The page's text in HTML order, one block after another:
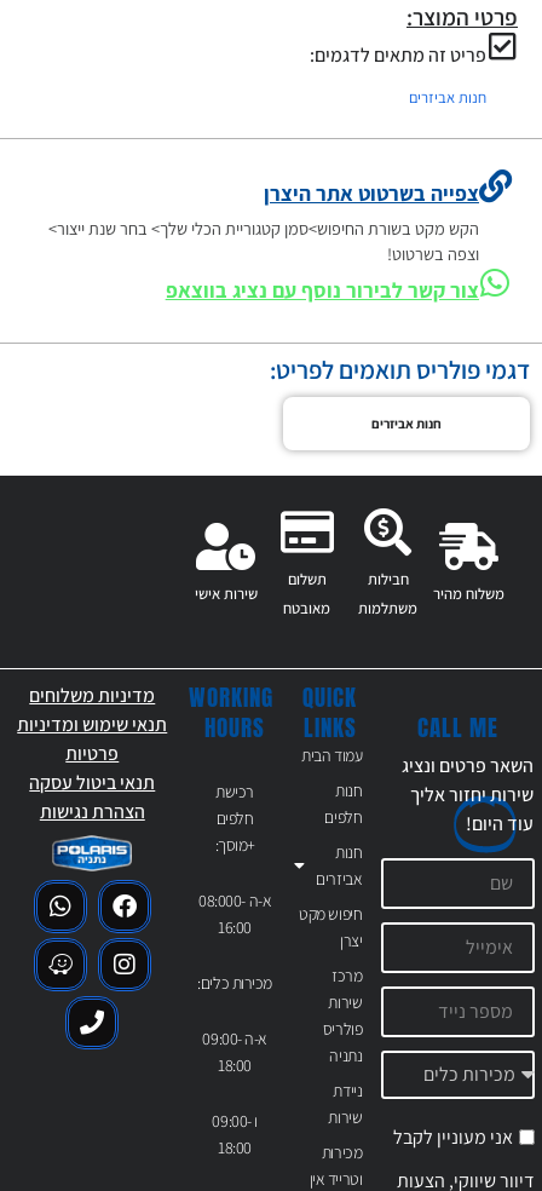
פרטי המוצר:
פריט זה מתאים לדגמים:
חנות אביזרים
צפייה בשרטוט אתר היצרן
הקש מקט בשורת החיפוש>סמן קטגוריית הכלי שלך> בחר שנת ייצור>
וצפה בשרטוט!
צור קשר לבירור נוסף עם נציג בווצאפ
דגמי פולריס תואמים לפריט:
חנות אביזרים
משלוח מהיר
חבילות
משתלמות
תשלום
מאובטח
שירות אישי
QUICK
LINKS
עמוד הבית
חנות
חלפים
חנות
אביזרים
חיפוש מקט
יצרן
מרכז
שירות
פולריס
נתניה
ניידת
שירות
מכירות
וטרייד אין
WORKING
HOURS
רכישת
חלפים
+מוסך:
א-ה 08:000-
16:00
מכירות כלים:
א-ה 09:00-
18:00
ו 09:00-
18:00
CALL ME
השאר פרטים ונציג
שירות יחזור אליך
עודהיום!
אני מעוניין לקבל
דיוור שיווקי, הצעות
מדיניות משלוחים
תנאי שימוש ומדיניות
פרטיות
תנאי ביטול עסקה
הצהרת נגישות